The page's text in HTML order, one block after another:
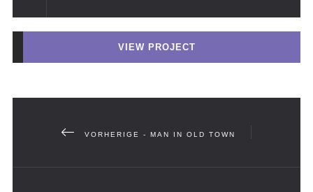
VIEW PROJECT
VORHERIGE - MAN IN OLD TOWN